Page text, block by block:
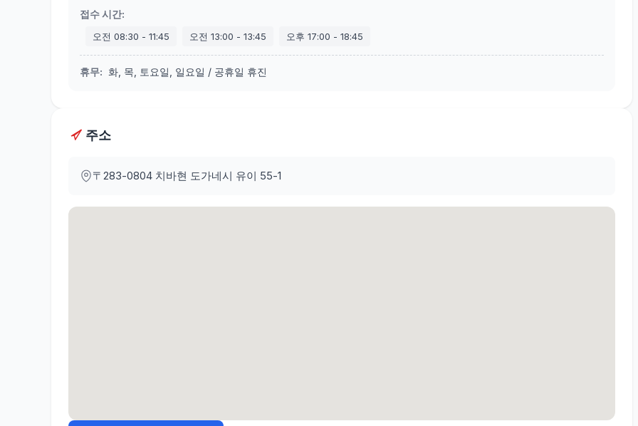
접수 시간:
오전 08:30 - 11:45 오전 13:00 - 13:45 오후 17:00 - 18:45
휴무: 화, 목, 토요일, 일요일 / 공휴일 휴진
주소
〒283-0804 치바현 도가네시 유이 55-1